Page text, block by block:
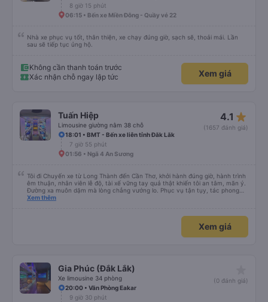
8 giờ 15 phút
06:15 • Bến xe Miền Đông - Quầy vé 22
Nhà xe phục vụ tốt, thân thiện, xe chạy đúng giờ, sạch sẽ, thoải mái. Lần
sau sẽ tiếp tục ủng hộ.
Không cần thanh toán trước
Xác nhận chỗ ngay lập tức
Xem giá
Tuấn Hiệp
Limousine giường nằm 38 chỗ
4.1 star_rate
(1657 đánh giá)
18:01 • BMT - Bến xe liên tỉnh Đăk Lăk
7 giờ 55 phút
01:56 • Ngã 4 An Sương
Tôi đi Chuyến xe từ Long Thành đến Cần Thơ, khởi hành đúng giờ, hành trình
êm thuận, nhân viên lễ độ, tài xế vững tay quả thật khiến tôi an tâm, mãn ý.
Đường xa muôn dặm mà lòng chẳng vướng lo. Phục vụ tận tụy, tác phong
nghiêm cẩn, hiếm thấy giữa thời buổi kim tiền vội vã. Xã hội loạn đạo. Xin gửi
Xem thêm
Xem giá
Gia Phúc (Đắk Lắk)
Xe limousine 34 phòng
(0 đánh giá)
20:00 • Văn Phòng Eakar
9 giờ 30 phút